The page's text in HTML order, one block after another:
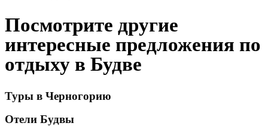
Посмотрите другие
интересные предложения по
отдыху в Будве
Туры в Черногорию
Отели Будвы